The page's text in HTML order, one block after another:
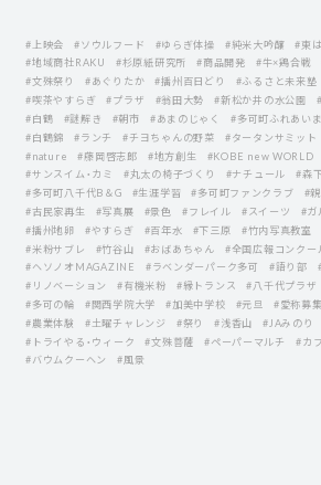
#上映会 #ソウルフード #ゆらぎ体操 #純米大吟醸
#東
#地域商社RAKU
#杉原紙研究所 #商品開発 #牛×鶏合戦
#文殊祭り
#あぐりたか #播州百日どり #ふるさと未来塾
#喫茶やすらぎ
#プラザ #翁田大勢 #新松か井の水公園
#白鶴
#謎解き #朝市 #あまのじゃく #多可町ふれあい
#白鶴錦
#ランチ #チヨちゃんの野菜 #タータンサミット
#nature
#藤岡啓志郞 #地方創生 #KOBE new WORLD
#サンスイム・カミ
#丸太の椅子づくり #ナチュール #森
#多可町八千代B＆G
#生涯学習 #多可町ファンクラブ #
#古民家再生
#写真展 #景色 #フレイル #スイーツ #ガ
#播州地卵
#やすらぎ #百年水 #下三原 #竹内写真教室
#米粉サブレ
#竹谷山 #おばあちゃん #全国広報コンクー
#ヘソノオMAGAZINE
#ラベンダーパーク多可 #語り部
#リノベーション
#有機米粉 #縁トランス #八千代プラザ
#多可の輪
#関西学院大学 #加美中学校 #元旦 #愛称募集
#農業体験
#土曜チャレンジ #祭り #浅香山 #JAみのり
#トライやる・ウィーク
#文殊菩薩 #ペーパーマルチ #カ
#バウムクーヘン
#風景